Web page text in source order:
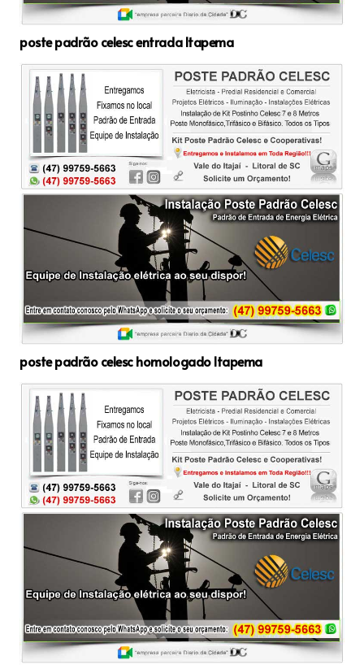
poste padrão celesc entrada Itapema
poste padrão celesc homologado Itapema